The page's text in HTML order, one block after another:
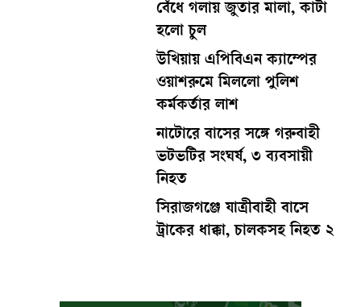
বেঁধে গলায় জুতার মালা, কাটা
হলো চুল
উখিয়ায় এপিবিএন ক্যাম্পের
ওয়াশরুমে মিললো পুলিশ
কর্মকর্তার লাশ
নাটোরে বাসের সঙ্গে গরুবাহী
ভটভটির সংঘর্ষ, ৩ ব্যবসায়ী
নিহত
সিরাজগঞ্জে যাত্রীবাহী বাসে
ট্রাকের ধাক্কা, চালকসহ নিহত ২